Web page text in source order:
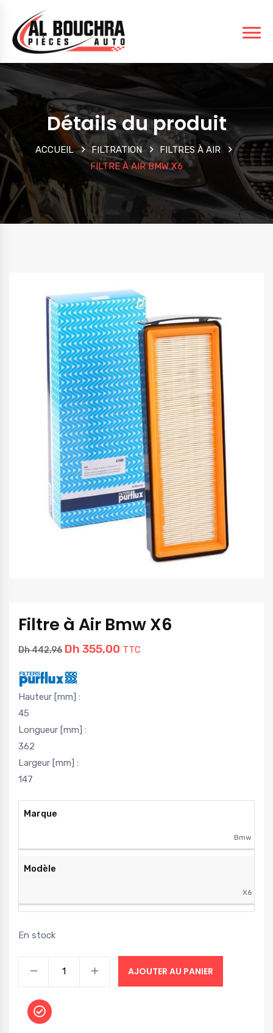
Détails du produit
ACCUEIL FILTRATION
FILTRES À AIR
FILTRE À AIR BMW X6
Filtre à Air Bmw X6
Dh442,96 Dh 355,00 TTC
Hauteur [mm] :
45
Longueur [mm] :
362
Largeur [mm] :
147
Marque
Bmw
Modèle
X6
En stock
AJOUTER AU PANIER